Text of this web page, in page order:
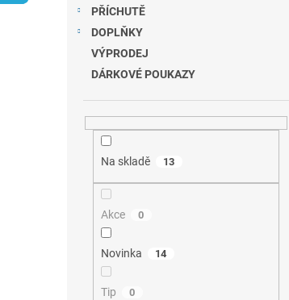
PŘÍCHUTĚ
DOPLŇKY
VÝPRODEJ
DÁRKOVÉ POUKAZY
Na skladě 13
Akce 0
Novinka 14
Tip 0